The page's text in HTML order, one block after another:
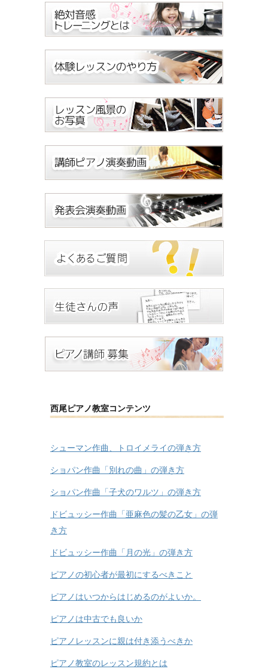
西尾ピアノ教室コンテンツ
シューマン作曲、トロイメライの弾き方
ショパン作曲「別れの曲」の弾き方
ショパン作曲「子犬のワルツ」の弾き方
ドビュッシー作曲「亜麻色の髪の乙女」の弾
き方
ドビュッシー作曲「月の光」の弾き方
ピアノの初心者が最初にするべきこと
ピアノはいつからはじめるのがよいか。
ピアノは中古でも良いか
ピアノレッスンに親は付き添うべきか
ピアノ教室のレッスン規約とは